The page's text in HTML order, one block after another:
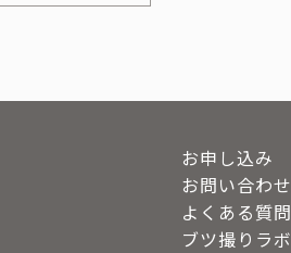
お申し込み
お問い合わせ
よくある質問
ブツ撮りラボ